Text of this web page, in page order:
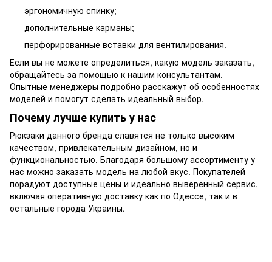
эргономичную спинку;
дополнительные карманы;
перфорированные вставки для вентилирования.
Если вы не можете определиться, какую модель заказать,
обращайтесь за помощью к нашим консультантам.
Опытные менеджеры подробно расскажут об особенностях
моделей и помогут сделать идеальный выбор.
Почему лучше купить у нас
Рюкзаки данного бренда славятся не только высоким
качеством, привлекательным дизайном, но и
функциональностью. Благодаря большому ассортименту у
нас можно заказать модель на любой вкус. Покупателей
порадуют доступные цены и идеально выверенный сервис,
включая оперативную доставку как по Одессе, так и в
остальные города Украины.